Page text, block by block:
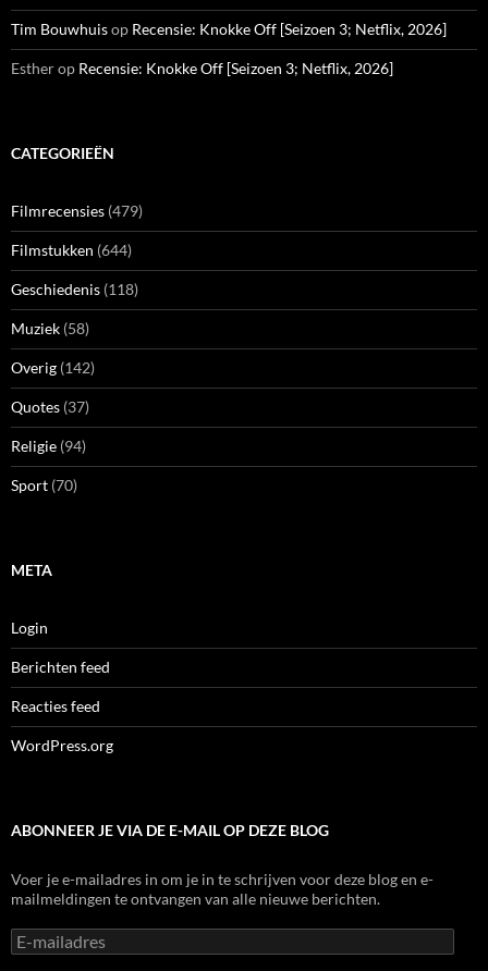
Tim Bouwhuisop Recensie: Knokke Off [Seizoen 3; Netflix, 2026]
Estherop Recensie: Knokke Off [Seizoen 3; Netflix, 2026]
CATEGORIEËN
Filmrecensies (479)
Filmstukken (644)
Geschiedenis (118)
Muziek (58)
Overig (142)
Quotes (37)
Religie (94)
Sport (70)
META
Login
Berichten feed
Reacties feed
WordPress.org
ABONNEER JE VIA DE E-MAIL OP DEZE BLOG
Voer je e-mailadres in om je in te schrijven voor deze blog en e-
mailmeldingen te ontvangen van alle nieuwe berichten.
E-
mailadres